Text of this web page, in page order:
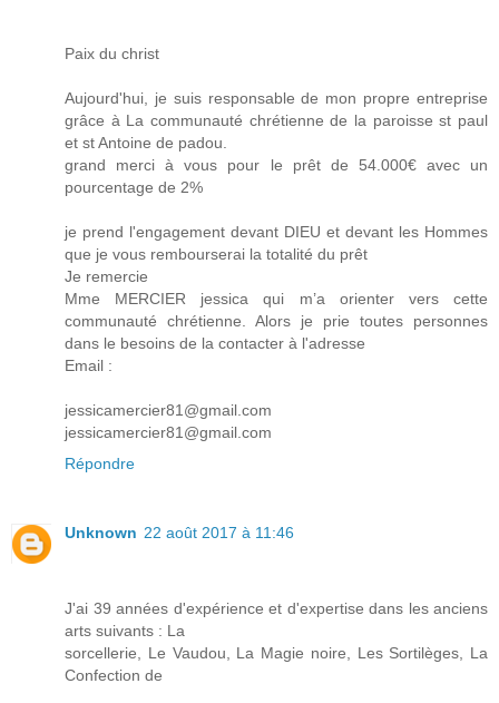
Paix du christ
Aujourd'hui, je suis responsable de mon propre entreprise
grâce à La communauté chrétienne de la paroisse st paul
et st Antoine de padou.
grand merci à vous pour le prêt de 54.000€ avec un
pourcentage de 2%
je prend l'engagement devant DIEU et devant les Hommes
que je vous rembourserai la totalité du prêt
Je remercie
Mme MERCIER jessica qui m’a orienter vers cette
communauté chrétienne. Alors je prie toutes personnes
dans le besoins de la contacter à l'adresse
Email :
jessicamercier81@gmail.com
jessicamercier81@gmail.com
Répondre
Unknown 22 août 2017 à 11:46
J'ai 39 années d'expérience et d'expertise dans les anciens
arts suivants : La
sorcellerie, Le Vaudou, La Magie noire, Les Sortilèges, La
Confection de